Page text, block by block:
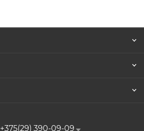
+375(29) 390-09-09